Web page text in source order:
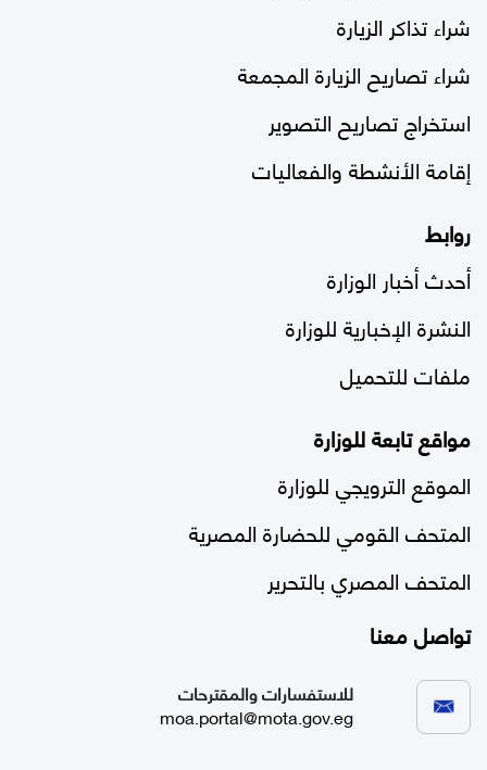
شراء تذاكر الزيارة
شراء تصاريح الزيارة المجمعة
استخراج تصاريح التصوير
إقامة الأنشطة والفعاليات
روابط
أحدث أخبار الوزارة
النشرة الإخبارية للوزارة
ملفات للتحميل
مواقع تابعة للوزارة
الموقع الترويجي للوزارة
المتحف القومي للحضارة المصرية
المتحف المصري بالتحرير
تواصل معنا
للاستفسارات والمقترحات
moa.portal@mota.gov.eg